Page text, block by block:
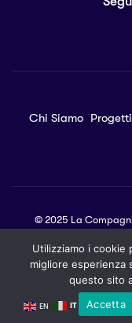
Chi Siamo Progetti
© 2025 La
EN IT
Utilizziamo i cookie
migliore esperienza
questo sito
Accetta